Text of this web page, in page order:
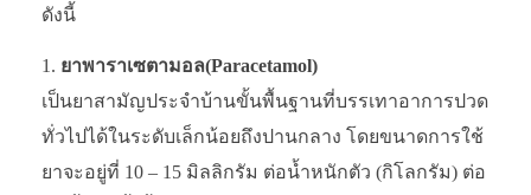
ดังนี้
ยาพาราเซตามอล(Paracetamol)
เป็นยาสามัญประจำบ้านขั้นพื้นฐานที่บรรเทาอาการปวด
ทั่วไปได้ในระดับเล็กน้อยถึงปานกลาง โดยขนาดการใช้
ยาจะอยู่ที่ 10 – 15 มิลลิกรัม ต่อน้ำหนักตัว (กิโลกรัม) ต่อ